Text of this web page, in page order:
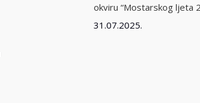
okviru “Mostarskog ljeta
31.07.2025.